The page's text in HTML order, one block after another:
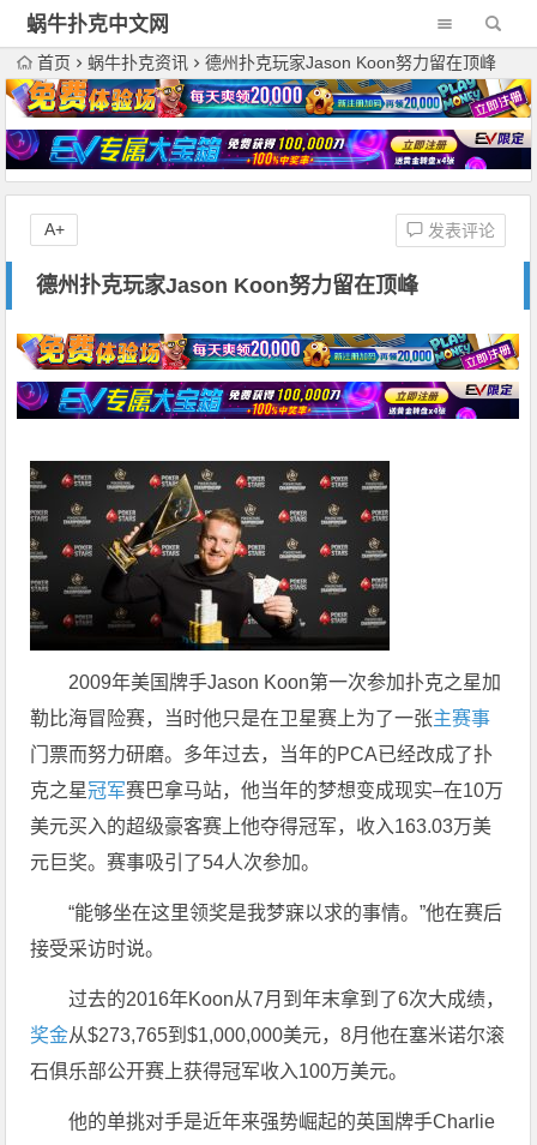
蜗牛扑克中文网
首页 蜗牛扑克资讯 德州扑克玩家Jason Koon努力留在顶峰
德州扑克玩家Jason Koon努力留在顶峰
发表评论
A+
2009年美国牌手Jason Koon第一次参加扑克之星加
勒比海冒险赛，当时他只是在卫星赛上为了一张主赛事
门票而努力研磨。多年过去，当年的PCA已经改成了扑
克之星冠军赛巴拿马站，他当年的梦想变成现实–在10万
美元买入的超级豪客赛上他夺得冠军，收入163.03万美
元巨奖。赛事吸引了54人次参加。
“能够坐在这里领奖是我梦寐以求的事情。”他在赛后
接受采访时说。
过去的2016年Koon从7月到年末拿到了6次大成绩，
奖金从$273,765到$1,000,000美元，8月他在塞米诺尔滚
石俱乐部公开赛上获得冠军收入100万美元。
他的单挑对手是近年来强势崛起的英国牌手Charlie